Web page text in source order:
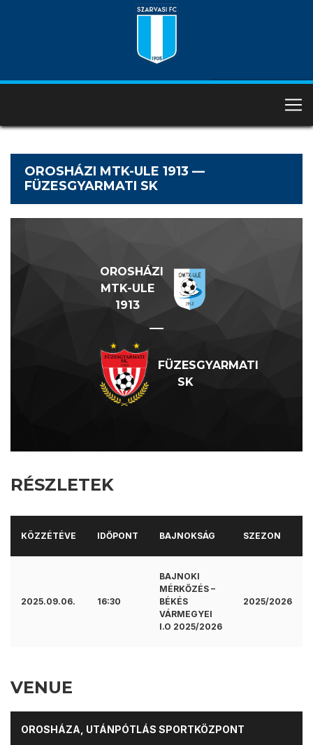
OROSHÁZI MTK-ULE 1913 —
FÜZESGYARMATI SK
OROSHÁZI
MTK-ULE
1913
—
FÜZESGYARMATI
SK
RÉSZLETEK
KÖZZÉTÉVE IDŐPONT BAJNOKSÁG SZEZON
2025.09.06. 16:30
BAJNOKI
MÉRKŐZÉS –
BÉKÉS
VÁRMEGYEI
I.O 2025/2026
2025/2026
VENUE
OROSHÁZA, UTÁNPÓTLÁS SPORTKÖZPONT